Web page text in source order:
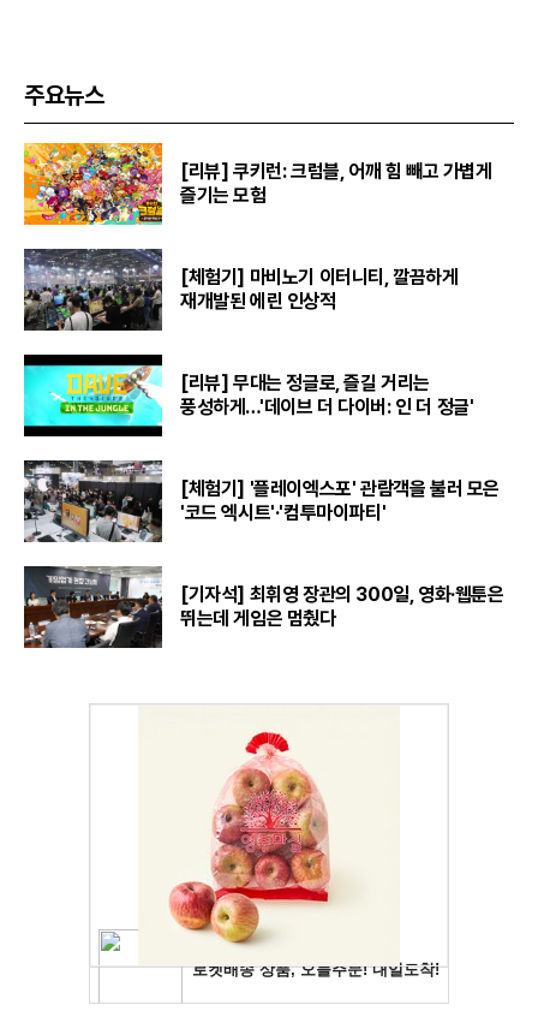
주요뉴스
[리뷰] 쿠키런: 크럼블, 어깨 힘 빼고 가볍게
즐기는 모험
[체험기] 마비노기 이터니티, 깔끔하게
재개발된 에린 인상적
[리뷰] 무대는 정글로, 즐길 거리는
풍성하게…'데이브 더 다이버: 인 더 정글'
[체험기] '플레이엑스포' 관람객을 불러 모은
'코드 엑시트'·'컴투마이파티'
[기자석] 최휘영 장관의 300일, 영화·웹툰은
뛰는데 게임은 멈췄다